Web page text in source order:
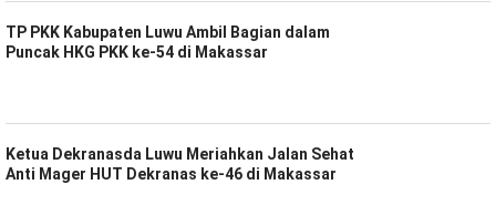
TP PKK Kabupaten Luwu Ambil Bagian dalam
Puncak HKG PKK ke-54 di Makassar
Ketua Dekranasda Luwu Meriahkan Jalan Sehat
Anti Mager HUT Dekranas ke-46 di Makassar